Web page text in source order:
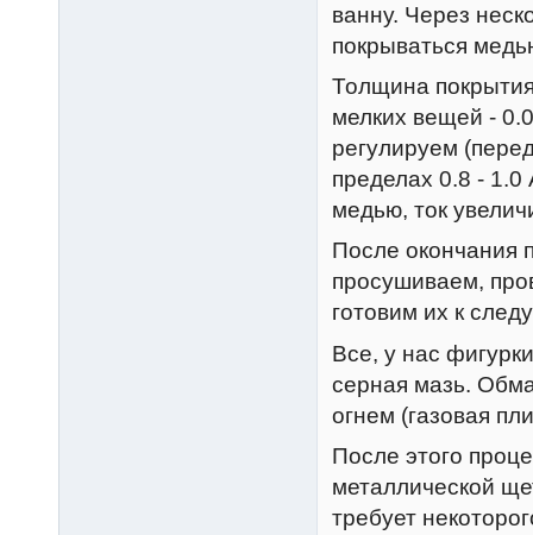
ванну. Через
покрываться
Толщина
мелких вещей -
регулируем
пределах 0.8 - 1.0
медью, ток
После окончания
просушиваем,
готовим их к
Все, у нас
серная мазь.
огнем (газовая
После этого
металлической
требует